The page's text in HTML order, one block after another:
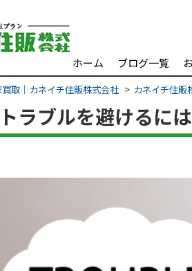
ホーム ブログ一覧
取｜カネイチ住販株式会社 カネイチ住販
ラブルを避けるに